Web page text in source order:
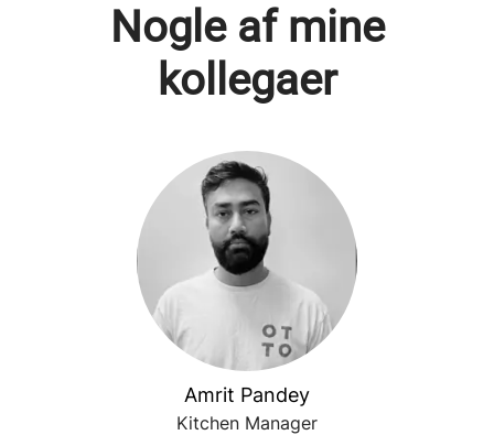
Nogle af mine
kollegaer
Amrit Pandey
Kitchen Manager